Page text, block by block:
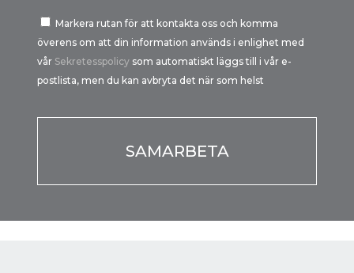
Markera rutan för att kontakta oss och komma
överens om att din information används i enlighet med
vår Sekretesspolicy som automatiskt läggs till i vår e-
postlista, men du kan avbryta det när som helst
favor,